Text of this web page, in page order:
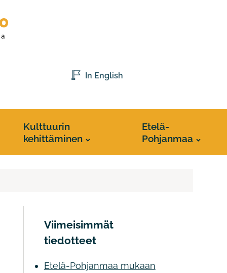
In English
Kulttuurin
kehittäminen
Etelä-
Pohjanmaa
Viimeisimmät
tiedotteet
Etelä-Pohjanmaa mukaan